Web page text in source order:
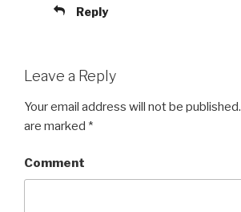
Reply
Leave a Reply
Your email address will not be published.
are marked *
Comment